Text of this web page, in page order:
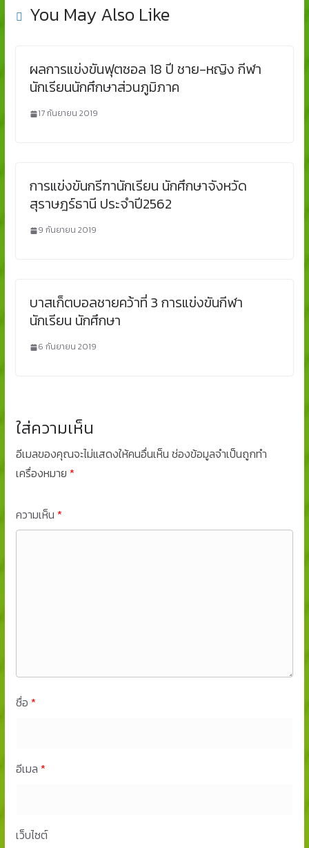
You May Also Like
ผลการแข่งขันฟุตซอล 18 ปี ชาย-หญิง กีฬา
นักเรียนนักศึกษาส่วนภูมิภาค
17 กันยายน 2019
การแข่งขันกรีฑานักเรียน นักศึกษาจังหวัด
สุราษฎร์ธานี ประจำปี2562
9 กันยายน 2019
บาสเก็ตบอลชายคว้าที่ 3 การแข่งขันกีฬา
นักเรียน นักศึกษา
6 กันยายน 2019
ใส่ความเห็น
อีเมลของคุณจะไม่แสดงให้คนอื่นเห็น ช่องข้อมูลจำเป็นถูกทำ
เครื่องหมาย *
ความเห็น *
ชื่อ *
อีเมล *
เว็บไซต์